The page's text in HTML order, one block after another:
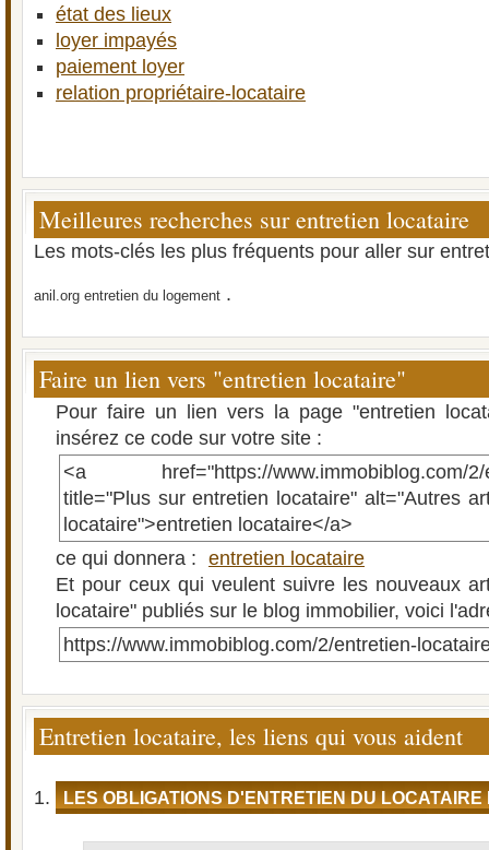
état des lieux
loyer impayés
paiement loyer
relation propriétaire-locataire
Meilleures recherches sur entretien locataire
Les mots-clés les plus fréquents pour aller sur
anil.org entretien du logement .
Faire un lien vers "entretien locataire"
Pour faire un lien vers la page "entretien
insérez ce code sur votre site :
<a href="https://www.immobiblog.com/2/
title="Plus sur entretien locataire" alt="Autres
locataire">entretien locataire</a>
ce qui donnera : entretien locataire
Et pour ceux qui veulent suivre les nouveaux
locataire" publiés sur le blog immobilier, voici
https://www.immobiblog.com/2/entretien-
Entretien locataire, les liens qui vous aident
LES OBLIGATIONS D'ENTRETIEN DU LOCATAIRE